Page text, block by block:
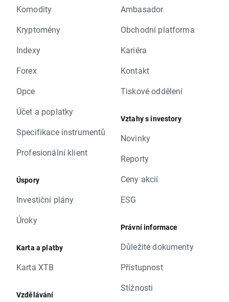
Komodity
Kryptoměny
Indexy
Forex
Opce
Účet a poplatky
Specifikace instrumentů
Profesionální klient
Úspory
Investiční plány
Úroky
Karta a platby
Karta XTB
Vzdělávání
Ambasador
Obchodní platforma
Kariéra
Kontakt
Tiskové oddělení
Vztahy s investory
Novinky
Reporty
Ceny akcií
ESG
Právní informace
Důležité dokumenty
Přístupnost
Stížnosti